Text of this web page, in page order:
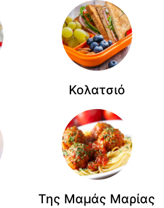
Κολατσιό
Της Μαμάς Μαρίας